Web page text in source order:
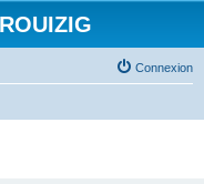
Connexion